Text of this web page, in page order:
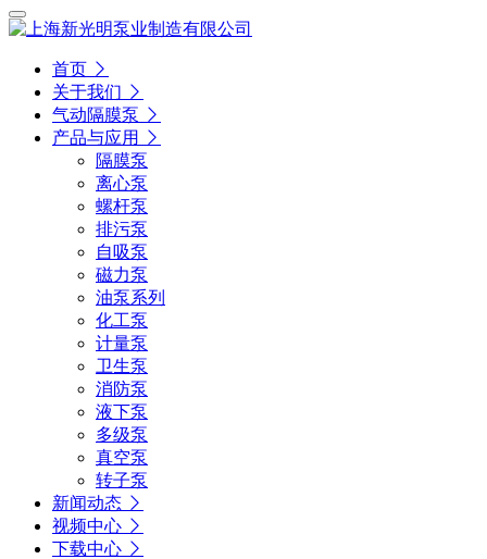
首页
关于我们
气动隔膜泵
产品与应用
隔膜泵
离心泵
螺杆泵
排污泵
自吸泵
磁力泵
油泵系列
化工泵
计量泵
卫生泵
消防泵
液下泵
多级泵
真空泵
转子泵
新闻动态
视频中心
下载中心